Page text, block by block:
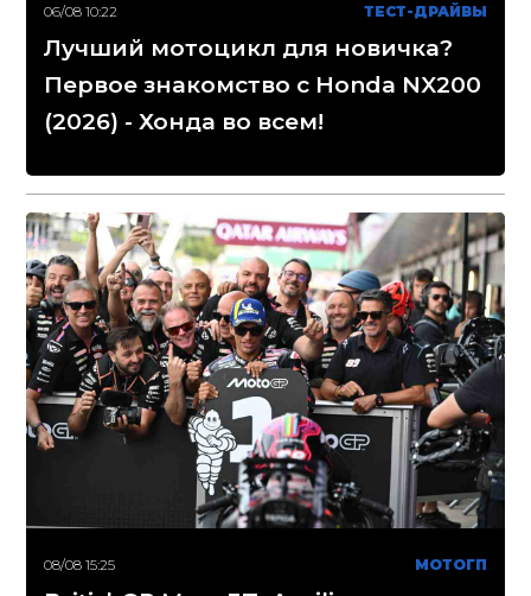
06/08 10:22 ТЕСТ-ДРАЙВЫ
Лучший мотоцикл для новичка?
Первое знакомство с Honda NX200
(2026) - Хонда во всем!
08/08 15:25 МОТОГП